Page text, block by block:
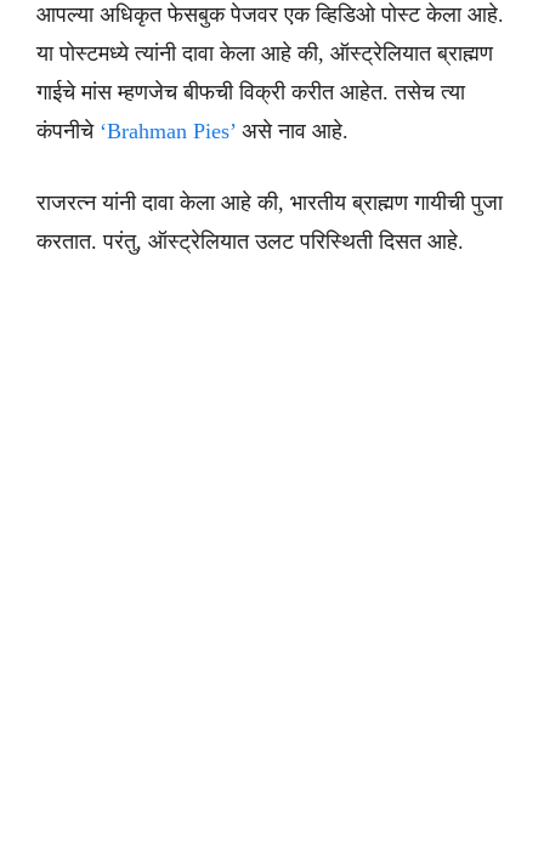
आपल्या अधिकृत फेसबुक पेजवर एक व्हिडिओ पोस्ट केला आहे.
या पोस्टमध्ये त्यांनी दावा केला आहे की, ऑस्ट्रेलियात ब्राह्मण
गाईचे मांस म्हणजेच बीफची विक्री करीत आहेत. तसेच त्या
कंपनीचे ‘Brahman Pies’ असे नाव आहे.
राजरत्न यांनी दावा केला आहे की, भारतीय ब्राह्मण गायीची पुजा
करतात. परंतु, ऑस्ट्रेलियात उलट परिस्थिती दिसत आहे.